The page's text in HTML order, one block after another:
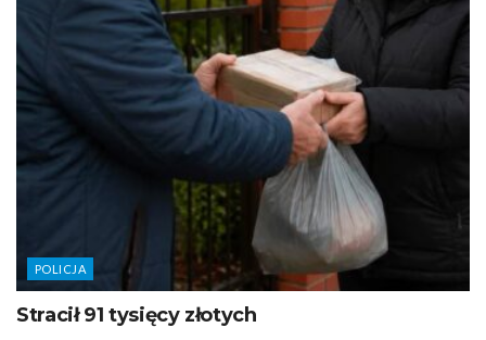
POLICJA
Stracił 91 tysięcy złotych